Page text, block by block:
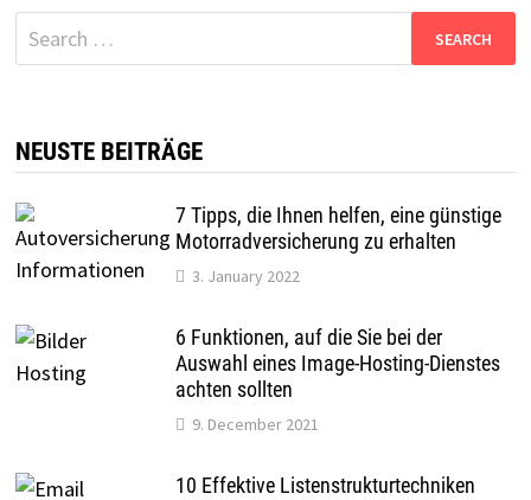
Search
for:
NEUSTE BEITRÄGE
7 Tipps, die Ihnen helfen, eine günstige
Motorradversicherung zu erhalten
3. January 2022
6 Funktionen, auf die Sie bei der
Auswahl eines Image-Hosting-Dienstes
achten sollten
9. December 2021
10 Effektive Listenstrukturtechniken